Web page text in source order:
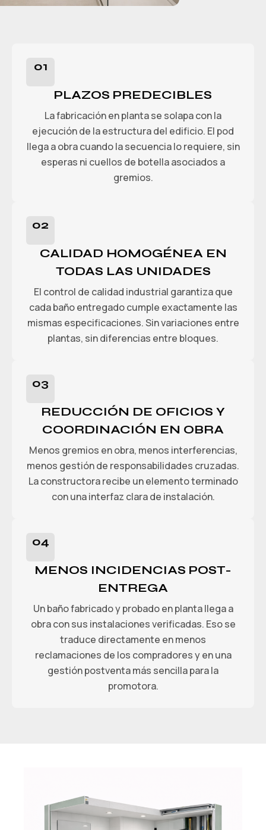
01
PLAZOS PREDECIBLES
La fabricación en planta se solapa con la
ejecución de la estructura del edificio. El pod
llega a obra cuando la secuencia lo requiere, sin
esperas ni cuellos de botella asociados a
gremios.
02
CALIDAD HOMOGÉNEA EN
TODAS LAS UNIDADES
El control de calidad industrial garantiza que
cada baño entregado cumple exactamente las
mismas especificaciones. Sin variaciones entre
plantas, sin diferencias entre bloques.
03
REDUCCIÓN DE OFICIOS Y
COORDINACIÓN EN OBRA
Menos gremios en obra, menos interferencias,
menos gestión de responsabilidades cruzadas.
La constructora recibe un elemento terminado
con una interfaz clara de instalación.
04
MENOS INCIDENCIAS POST-
ENTREGA
Un baño fabricado y probado en planta llega a
obra con sus instalaciones verificadas. Eso se
traduce directamente en menos
reclamaciones de los compradores y en una
gestión postventa más sencilla para la
promotora.